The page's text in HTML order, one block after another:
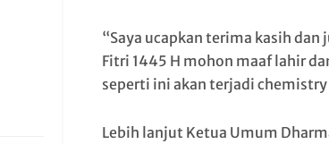
“Saya ucapkan terima kasih dan
Fitri 1445 H mohon maaf lahir
seperti ini akan terjadi
Lebih lanjut Ketua Umum